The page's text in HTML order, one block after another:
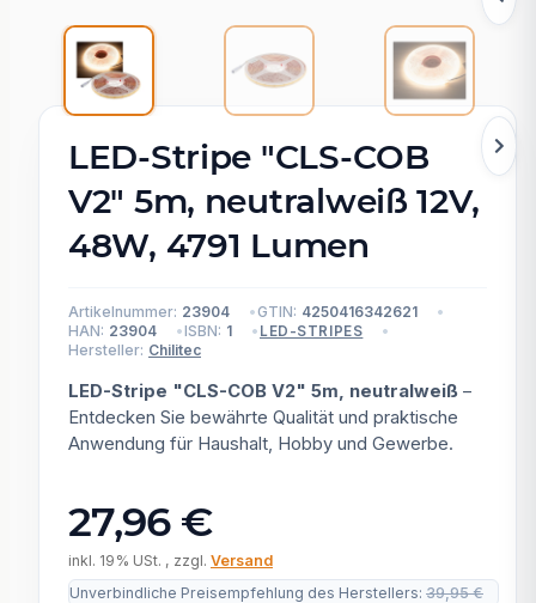
LED-Stripe "CLS-COB
V2" 5m, neutralweiß 12V,
48W, 4791 Lumen
Artikelnummer: 23904 GTIN: 4250416342621
HAN: 23904 ISBN: 1 LED-STRIPES
Hersteller: Chilitec
LED-Stripe "CLS-COB V2" 5m, neutralweiß –
Entdecken Sie bewährte Qualität und praktische
Anwendung für Haushalt, Hobby und Gewerbe.
27,96 €
inkl. 19% USt. , zzgl. Versand
Unverbindliche Preisempfehlung des Herstellers: 39,95 €